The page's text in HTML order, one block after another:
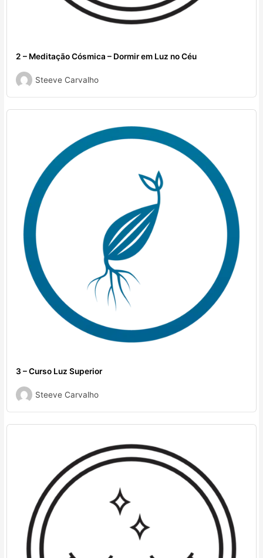
2 – Meditação Cósmica – Dormir em Luz no Céu
Steeve Carvalho
3 – Curso Luz Superior
Steeve Carvalho